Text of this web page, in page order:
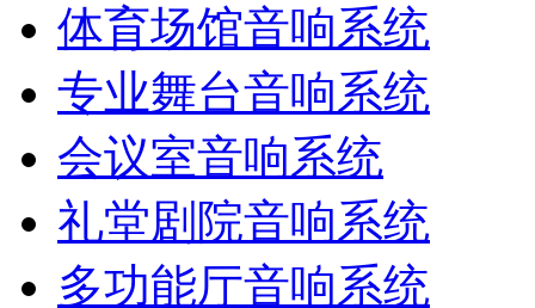
体育场馆音响系统
专业舞台音响系统
会议室音响系统
礼堂剧院音响系统
多功能厅音响系统